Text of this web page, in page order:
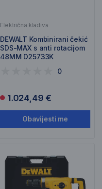
Električna kladiva
DEWALT Kombinirani čekić
SDS-MAX s anti rotacijom
48MM D25733K
0
1.024,49 €
Obavijesti me